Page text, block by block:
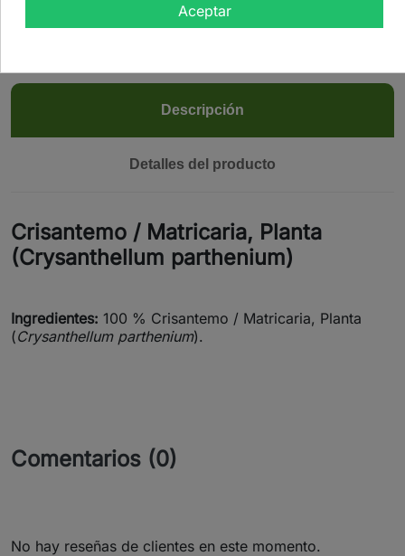
Ver más detalles Ver más detalles
Descripción
Detalles del producto
Crisantemo / Matricaria, Planta
(Crysanthellum parthenium)
Ingredientes: 100 % Crisantemo / Matricaria, Planta
(Crysanthellum parthenium).
Comentarios (0)
No hay reseñas de clientes en este momento.
Aceptar